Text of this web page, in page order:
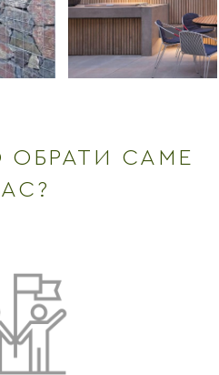
ОБРАТИ САМЕ